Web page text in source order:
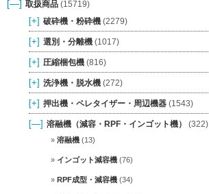
[—] 取扱商品 (15719)
[+] 破砕機・粉砕機 (2279)
[+] 選別・分離機 (1017)
[+] 圧縮梱包機 (816)
[+] 洗浄機・脱水機 (272)
[+] 押出機・ペレタイザー・周辺機器 (1543)
[—] 溶融機（減容・RPF・インゴット機） (322)
溶融機 (13)
インゴット減容機 (76)
RPF成型・減容機 (34)